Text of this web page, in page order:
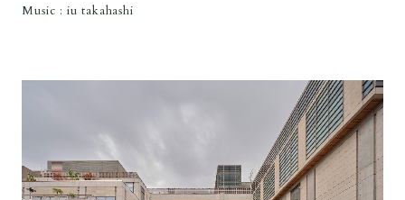
Music : iu takahashi